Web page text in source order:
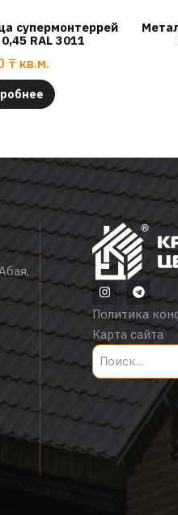
супермонтеррей
RAL 3011
₸ кв.м.
Политика
Карта сайта